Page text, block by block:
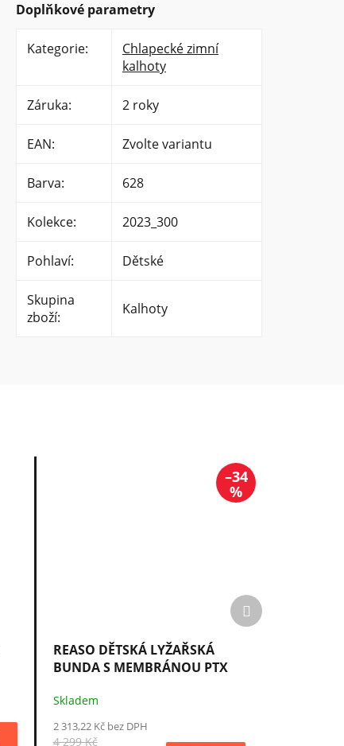
–34
%
REASO DĚTSKÁ LYŽAŘSKÁ
BUNDA S MEMBRÁNOU PTX
Skladem
2 313,22 Kč bez DPH
4 299 Kč
Další
produkt
Doplňkové parametry
Kategorie:
Chlapecké zimní
kalhoty
Záruka: 2 roky
EAN: Zvolte variantu
Barva: 628
Kolekce: 2023_300
Pohlaví: Dětské
Skupina
zboží: Kalhoty